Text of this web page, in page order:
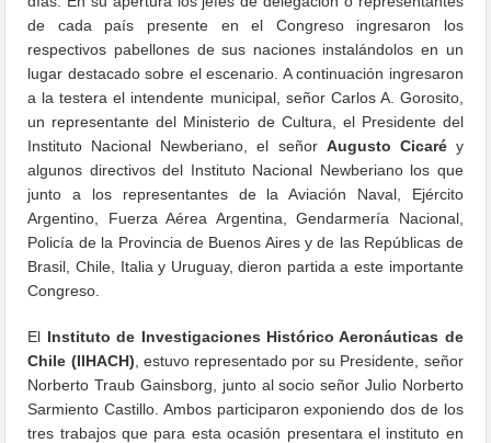
de cada país presente en el Congreso ingresaron los
respectivos pabellones de sus naciones instalándolos en un
lugar destacado sobre el escenario. A continuación ingresaron
a la testera el intendente municipal, señor Carlos A. Gorosito,
un representante del Ministerio de Cultura, el Presidente del
Instituto Nacional Newberiano, el señor Augusto Cicaréy
algunos directivos del Instituto Nacional Newberiano los que
junto a los representantes de la Aviación Naval, Ejército
Argentino, Fuerza Aérea Argentina, Gendarmería Nacional,
Policía de la Provincia de Buenos Aires y de las Repúblicas de
Brasil, Chile, Italia y Uruguay, dieron partida a este importante
Congreso.
El Instituto de Investigaciones Histórico Aeronáuticas de
Chile (IIHACH) , estuvo representado por su Presidente, señor
Norberto Traub Gainsborg, junto al socio señor Julio Norberto
Sarmiento Castillo. Ambos participaron exponiendo dos de los
tres trabajos que para esta ocasión presentara el instituto en